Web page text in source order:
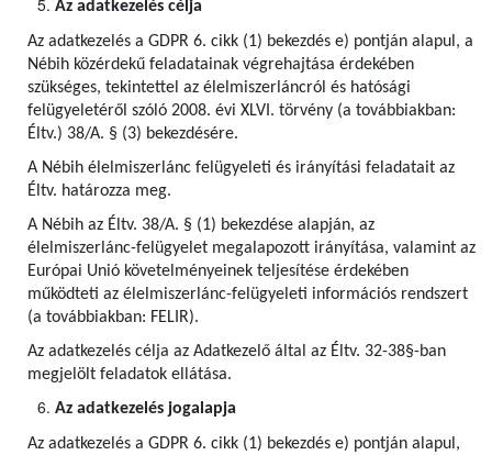
Az adatkezelés célja
Az adatkezelés a GDPR 6. cikk (1) bekezdés e) pontján alapul, a
Nébih közérdekű feladatainak végrehajtása érdekében
szükséges, tekintettel az élelmiszerláncról és hatósági
felügyeletéről szóló 2008. évi XLVI. törvény (a továbbiakban:
Éltv.) 38/A. § (3) bekezdésére.
A Nébih élelmiszerlánc felügyeleti és irányítási feladatait az
Éltv. határozza meg.
A Nébih az Éltv. 38/A. § (1) bekezdése alapján, az
élelmiszerlánc-felügyelet megalapozott irányítása, valamint az
Európai Unió követelményeinek teljesítése érdekében
működteti az élelmiszerlánc-felügyeleti információs rendszert
(a továbbiakban: FELIR).
Az adatkezelés célja az Adatkezelő által az Éltv. 32-38§-ban
megjelölt feladatok ellátása.
Az adatkezelés jogalapja
Az adatkezelés a GDPR 6. cikk (1) bekezdés e) pontján alapul,